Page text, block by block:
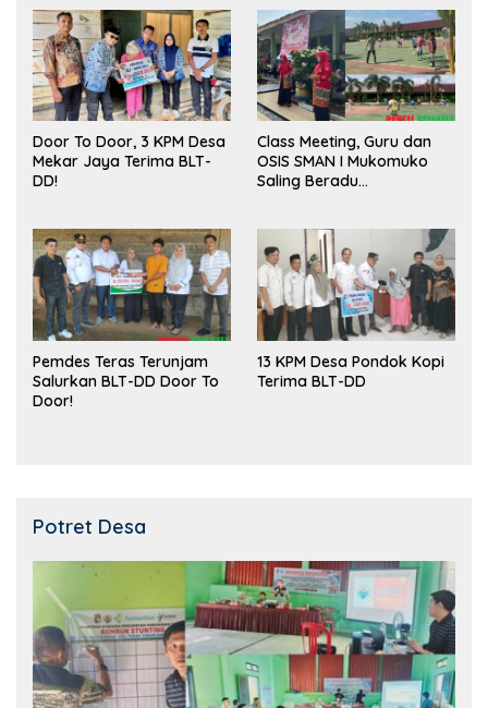
Door To Door, 3 KPM Desa
Mekar Jaya Terima BLT-
DD!
Class Meeting, Guru dan
OSIS SMAN I Mukomuko
Saling Beradu
Pemdes Teras Terunjam
Salurkan BLT-DD Door To
Door!
13 KPM Desa Pondok Kopi
Terima BLT-DD
Potret Desa